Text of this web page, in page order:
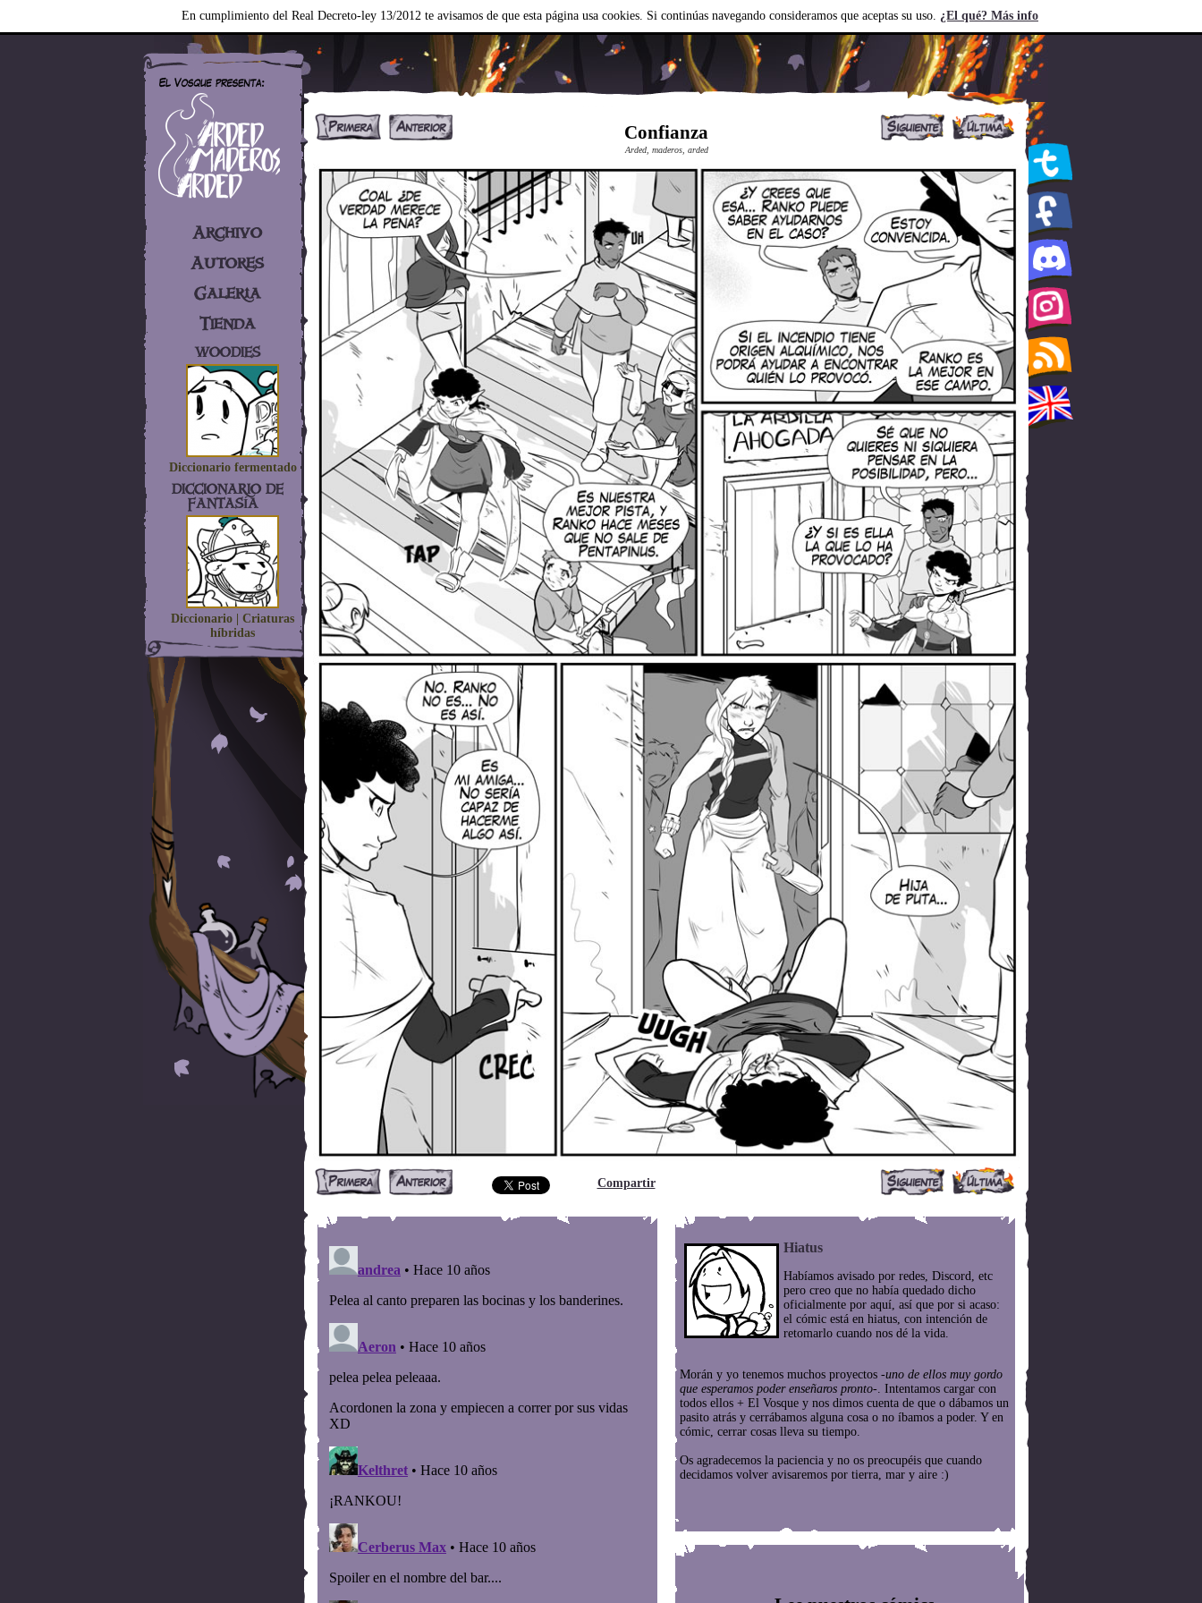
En cumplimiento del Real Decreto-ley 13/2012 te avisamos de que esta página usa cookies. Si continúas navegando consideramos que aceptas su uso. ¿El qué? Más info
Archivo
Autores
Galería
Tienda
WOODIES
Diccionario fermentado
DICCIONARIO DE
FANTASÍA
Diccionario | Criaturas
híbridas
Confianza
Arded, maderos, arded
Compartir
Hiatus
Habíamos avisado por redes, Discord, etc
pero creo que no había quedado dicho
oficialmente por aquí, así que por si acaso:
el cómic está en hiatus, con intención de
retomarlo cuando nos dé la vida.
Morán y yo tenemos muchos proyectos -uno de ellos muy gordo
que esperamos poder enseñaros pronto- . Intentamos cargar con
todos ellos + El Vosque y nos dimos cuenta de que o dábamos un
pasito atrás y cerrábamos alguna cosa o no íbamos a poder. Y en
cómic, cerrar cosas lleva su tiempo.
Os agradecemos la paciencia y no os preocupéis que cuando
decidamos volver avisaremos por tierra, mar y aire :)